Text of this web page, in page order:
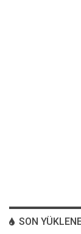
SON